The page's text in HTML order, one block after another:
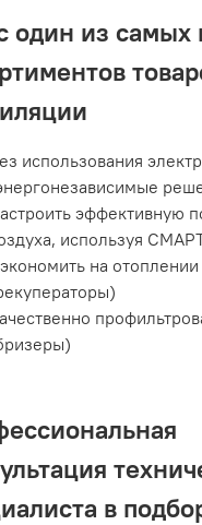
один из самых
использования
эффективную
используя
на отоплении
в